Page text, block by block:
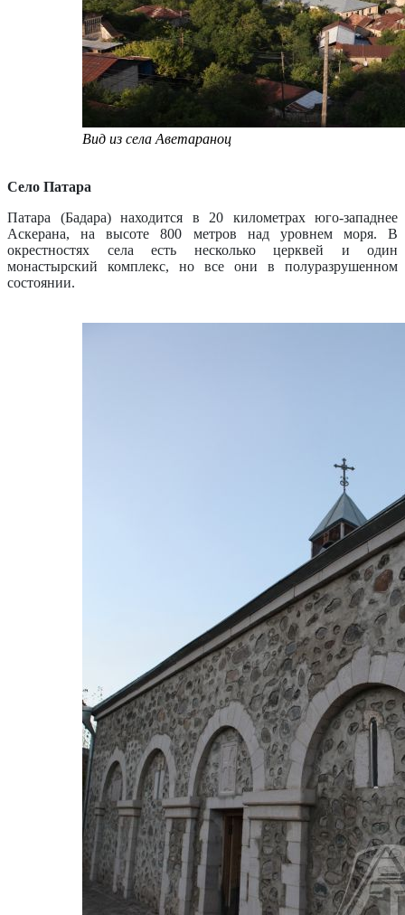
Вид из села Аветараноц
Село Патара
Патара (Бадара) находится в 20 километрах юго-западнее
Аскерана, на высоте 800 метров над уровнем моря. В
окрестностях села есть несколько церквей и один
монастырский комплекс, но все они в полуразрушенном
состоянии.